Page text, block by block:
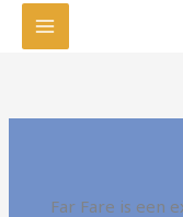
Far Fare is een